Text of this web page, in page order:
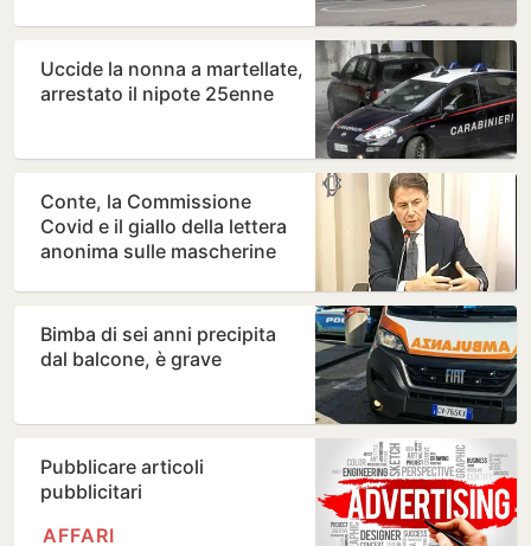
Uccide la nonna a martellate,
arrestato il nipote 25enne
Conte, la Commissione
Covid e il giallo della lettera
anonima sulle mascherine
Bimba di sei anni precipita
dal balcone, è grave
Pubblicare articoli
pubblicitari
AFFARI